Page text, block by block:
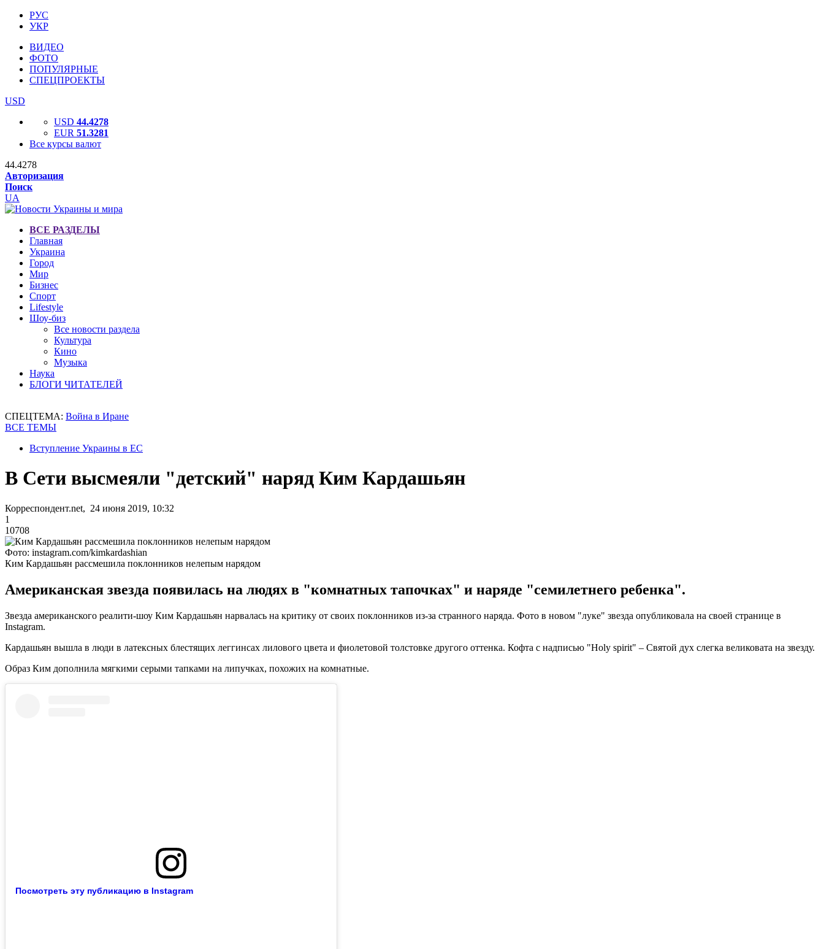
РУС
УКР
ВИДЕО
ФОТО
ПОПУЛЯРНЫЕ
СПЕЦПРОЕКТЫ
USD
USD 44.4278
EUR 51.3281
Все курсы валют
44.4278
Авторизация
Поиск
UA
ВСЕ РАЗДЕЛЫ
Главная
Украина
Город
Мир
Бизнес
Спорт
Lifestyle
Шоу-биз
Все новости раздела
Культура
Кино
Музыка
Наука
БЛОГИ ЧИТАТЕЛЕЙ
СПЕЦТЕМА: Война в Иране
ВСЕ ТЕМЫ
Вступление Украины в ЕС
В Сети высмеяли "детский" наряд Ким Кардашьян
Корреспондент.net, 24 июня 2019, 10:32
1
10708
Фото: instagram.com/kimkardashian
Ким Кардашьян рассмешила поклонников нелепым нарядом
Американская звезда появилась на людях в "комнатных тапочках" и наряде "семилетнего ребенка".
Звезда американского реалити-шоу Ким Кардашьян нарвалась на критику от своих поклонников из-за странного наряда. Фото в новом "луке" звезда опубликовала на своей странице в
Instagram.
Кардашьян вышла в люди в латексных блестящих леггинсах лилового цвета и фиолетовой толстовке другого оттенка. Кофта с надписью "Holy spirit" – Святой дух слегка великовата на звезду.
Образ Ким дополнила мягкими серыми тапками на липучках, похожих на комнатные.
Посмотреть эту публикацию в Instagram